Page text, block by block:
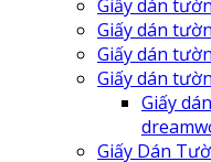
Giấy dán
Giấy dán
Giấy dán
Giấy dán
Giấy
Giấy Dán